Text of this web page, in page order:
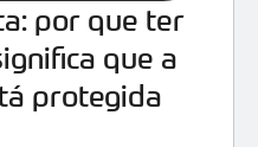
por que ter
que a
protegida